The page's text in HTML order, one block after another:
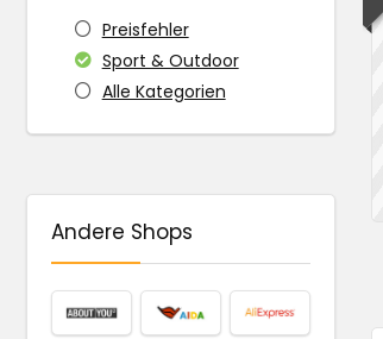
Preisfehler
Sport & Outdoor
Alle Kategorien
Andere Shops